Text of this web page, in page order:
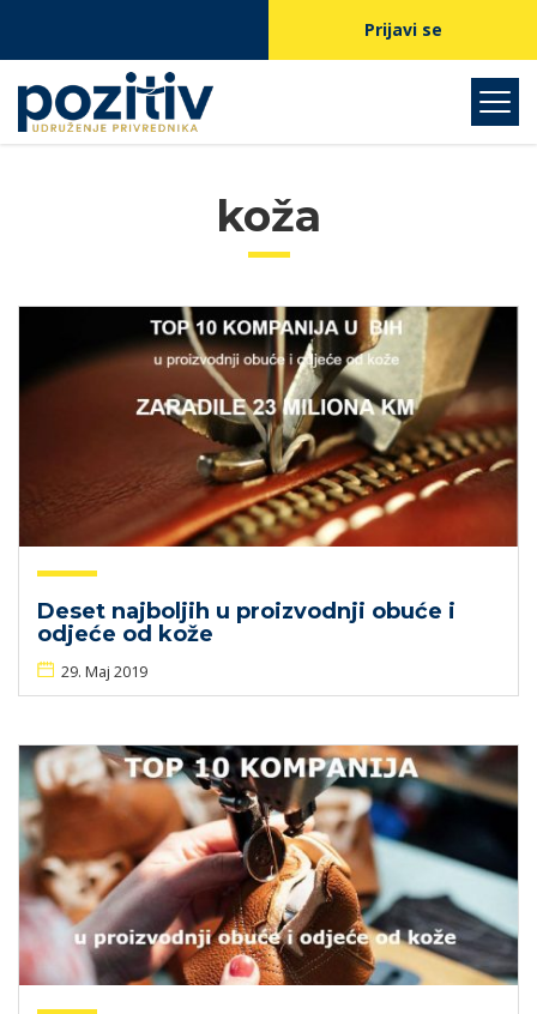
Prijavi se
koža
Deset najboljih u proizvodnji obuće i
odjeće od kože
29. Maj 2019